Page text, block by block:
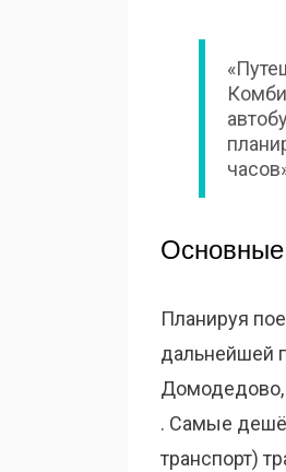
Основные
Планируя
дальнейшей
Домодедово,
. Самые
транспорт)